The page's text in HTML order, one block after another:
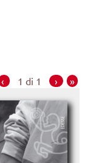
‹ 1 di 1 › »